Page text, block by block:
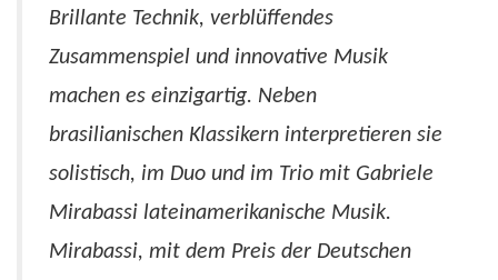
Brillante Technik, verblüffendes
Zusammenspiel und innovative Musik
machen es einzigartig. Neben
brasilianischen Klassikern interpretieren sie
solistisch, im Duo und im Trio mit Gabriele
Mirabassi lateinamerikanische Musik.
Mirabassi, mit dem Preis der Deutschen